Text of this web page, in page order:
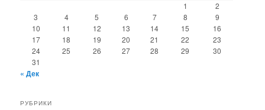
1
2
3
4 5 6 7 8
9
10
11 12 13 14 15
16
17
18 19 20 21 22
23
24
25 26 27 28 29
30
31
« Дек
РУБРИКИ